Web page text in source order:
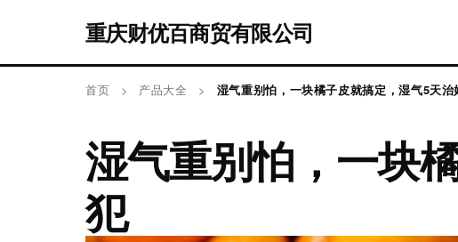
重庆财优百商贸有限公司
首页 > 产品大全 > 湿气重别怕，一块橘子皮就搞定，湿气5天治
湿气重别怕，一块
犯